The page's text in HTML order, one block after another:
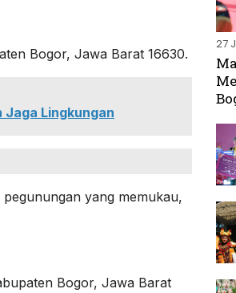
Bogor, Jawa Barat 16630.
Lingkungan
yang memukau,
Bogor, Jawa Barat
27